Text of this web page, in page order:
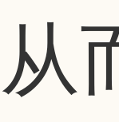
从